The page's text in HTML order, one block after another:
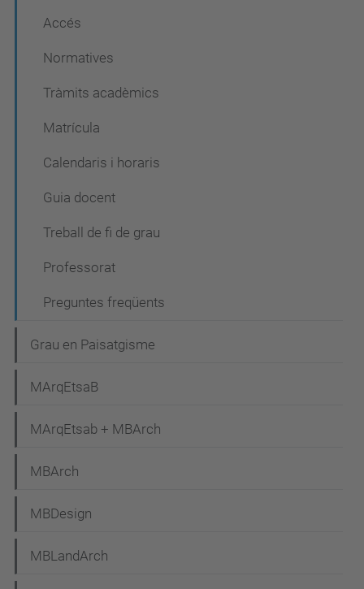
Accés
Normatives
Tràmits acadèmics
Matrícula
Calendaris i horaris
Guia docent
Treball de fi de grau
Professorat
Preguntes freqüents
Grau en Paisatgisme
MArqEtsaB
MArqEtsab + MBArch
MBArch
MBDesign
MBLandArch